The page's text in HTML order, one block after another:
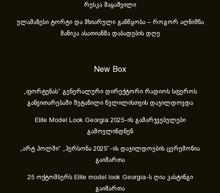
რუსკა მაყაშვილი
ულამაზესი ტორტი და მხიარული განწყობა – როგორ აღნიშნა
მანიკა ასათიანმა დაბადების დღე
New Box
„ფორტუნას“ გენერალური დირექტორი რადიოს სფეროს
განვითარებაში შეტანილი წვლილისთვის დაჯილდოვდა
Elite Model Look Georgia 2025-ის გამარჯვებულები
გამოვლინდნენ
„არტ ჰოლში“ „პერსონა 2025“-ის დაჯილდოების ცერემონია
გაიმართა
25 ოქტომბერს Elite model look Georgia-ს ღია კასტინგი
გაიმართა